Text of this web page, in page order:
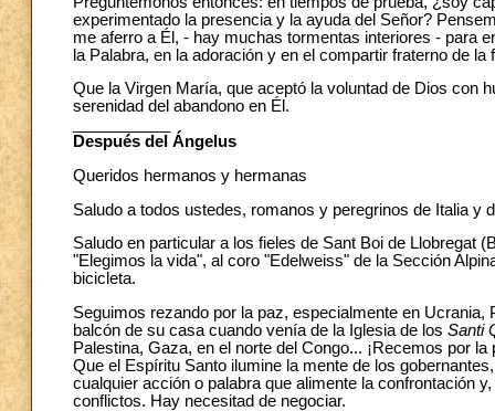
experimentado la presencia y la ayuda del Señor?
me aferro a Él, - hay muchas tormentas interiores - para
la Palabra, en la adoración y en el compartir fraterno de la
Que la Virgen María, que aceptó la voluntad de Dios con
serenidad del abandono en Él.
Después del Ángelus
Queridos hermanos y hermanas
Saludo a todos ustedes, romanos y peregrinos de Italia y
Saludo en particular a los fieles de Sant Boi de Llobregat
"Elegimos la vida", al coro "Edelweiss" de la Sección
bicicleta.
Seguimos rezando por la paz, especialmente en
balcón de su casa cuando venía de la Iglesia de los Santi
Palestina, Gaza, en el norte del Congo... ¡Recemos por
Que el Espíritu Santo ilumine la mente de los
cualquier acción o palabra que alimente la confrontación
conflictos. Hay necesitad de negociar.